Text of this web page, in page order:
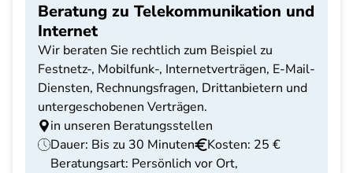
Beratung zu Telekommunikation und
Internet
Wir beraten Sie rechtlich zum Beispiel zu
Festnetz-, Mobilfunk-, Internetverträgen, E-Mail-
Diensten, Rechnungsfragen, Drittanbietern und
untergeschobenen Verträgen.
in unseren Beratungsstellen
Dauer: Bis zu 30 Minuten
Kosten: 25 €
Beratungsart: Persönlich vor Ort,